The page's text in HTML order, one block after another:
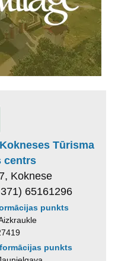
Tūrisma
centrs
Koknese
65161296
punkts
punkts